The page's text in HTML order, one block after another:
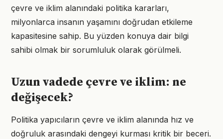
çevre ve iklim alanındaki politika kararları,
milyonlarca insanın yaşamını doğrudan etkileme
kapasitesine sahip. Bu yüzden konuya dair bilgi
sahibi olmak bir sorumluluk olarak görülmeli.
Uzun vadede çevre ve iklim: ne
değişecek?
Politika yapıcıların çevre ve iklim alanında hız ve
doğruluk arasındaki dengeyi kurması kritik bir beceri.